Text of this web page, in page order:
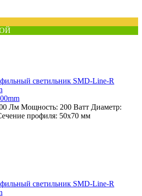
Лм Мощность: 200 Ватт Диаметр:
профиля: 50х70 мм